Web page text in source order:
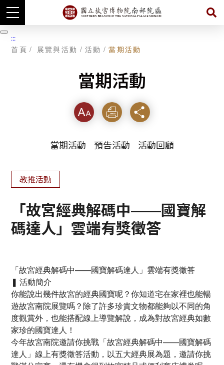
跳
到
暫
停
:::
首頁 展覽與活動 活動 當期活動
當期活動
字級 列印 分享
當期活動 預告活動 活動回顧
教推活動
「故宮經典解碼中——國寶解
碼達人」雲端有獎徵答
「故宮經典解碼中——國寶解碼達人」雲端有獎徵答
❚ 活動簡介
你能說出幾件故宮的經典國寶呢？你知道宅在家裡也能暢
遊故宮南院展覽嗎？除了許多珍貴文物都能夠以不同的角
度觀賞外，也能搭配線上導覽解說，成為對故宮經典如數
家珍的國寶達人！
今年故宮南院邀請你挑戰「故宮經典解碼中——國寶解碼
達人」線上有獎徵答活動，以五大經典展為題，邀請你挑